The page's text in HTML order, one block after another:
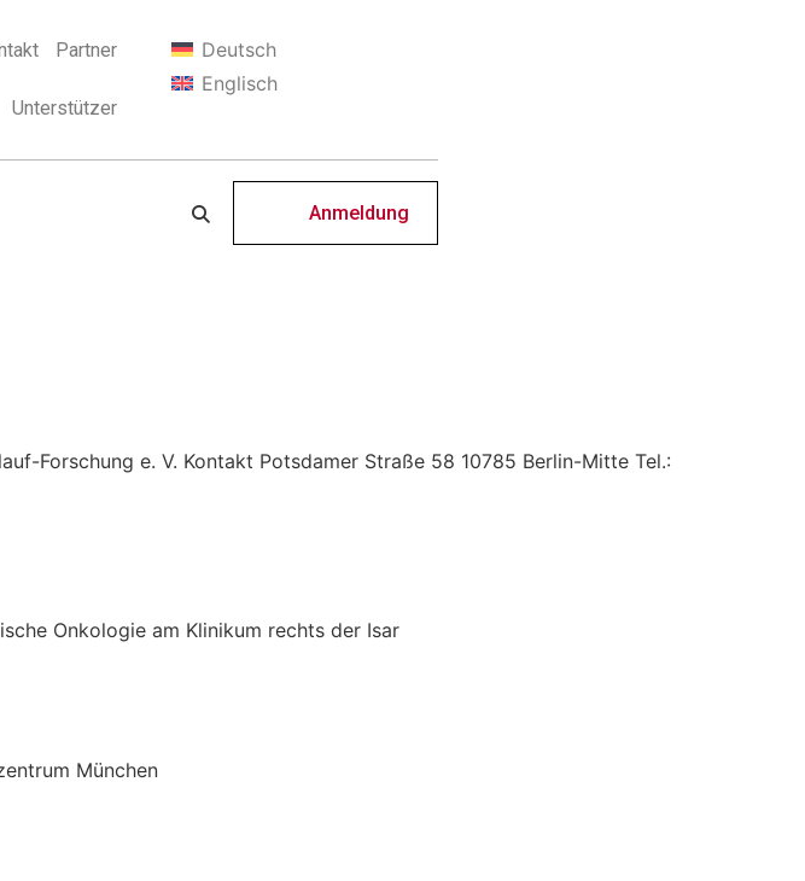
Partner
Unterstützer
Deutsch
Englisch
Anmeldung
Forschung e. V. Kontakt Potsdamer Straße 58 10785 Berlin-Mitte Tel.:
Onkologie am Klinikum rechts der Isar
München